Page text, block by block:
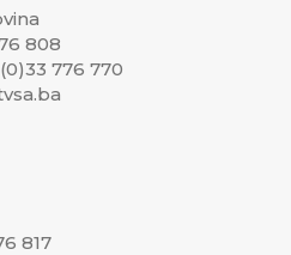
808
776 770
817